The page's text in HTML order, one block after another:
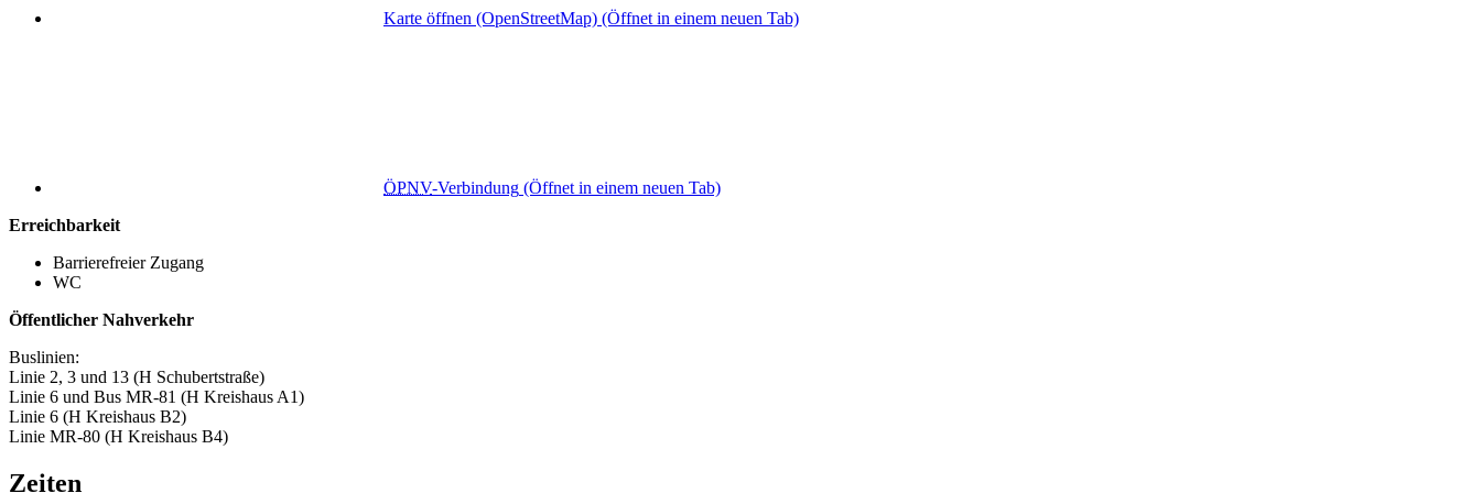
Karte öffnen (OpenStreetMap) (Öffnet in einem neuen Tab)
ÖPNV-Verbindung (Öffnet in einem neuen Tab)
Erreichbarkeit
Barrierefreier Zugang
WC
Öffentlicher Nahverkehr
Buslinien:
Linie 2, 3 und 13 (H Schubertstraße)
Linie 6 und Bus MR-81 (H Kreishaus A1)
Linie 6 (H Kreishaus B2)
Linie MR-80 (H Kreishaus B4)
Zeiten